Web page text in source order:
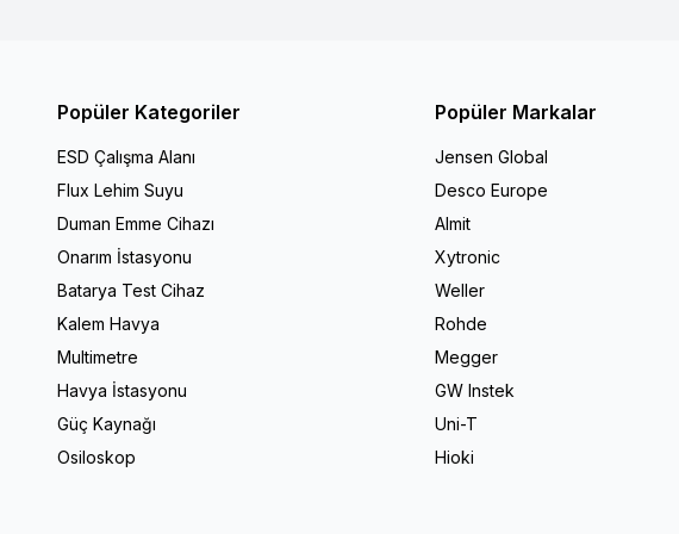
Popüler Kategoriler
ESD Çalışma Alanı
Flux Lehim Suyu
Duman Emme Cihazı
Onarım İstasyonu
Batarya Test Cihaz
Kalem Havya
Multimetre
Havya İstasyonu
Güç Kaynağı
Osiloskop
Popüler Markalar
Jensen Global
Desco Europe
Almit
Xytronic
Weller
Rohde
Megger
GW Instek
Uni-T
Hioki